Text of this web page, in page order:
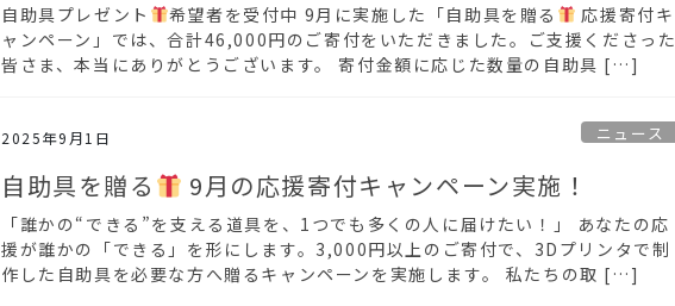
自助具プレゼント 希望者を受付中 9月に実施した「自助具を贈る
応援寄付キ
ャンペーン」では、合計46,000円のご寄付をいただきました。ご支援くださった
皆さま、本当にありがとうございます。 寄付金額に応じた数量の自助具 […]
2025年9月1日 ニュース
自助具を贈る 9月の応援寄付キャンペーン実施！
「誰かの“できる”を支える道具を、1つでも多くの人に届けたい！」 あなたの応
援が誰かの「できる」を形にします。3,000円以上のご寄付で、3Dプリンタで制
作した自助具を必要な方へ贈るキャンペーンを実施します。 私たちの取 […]